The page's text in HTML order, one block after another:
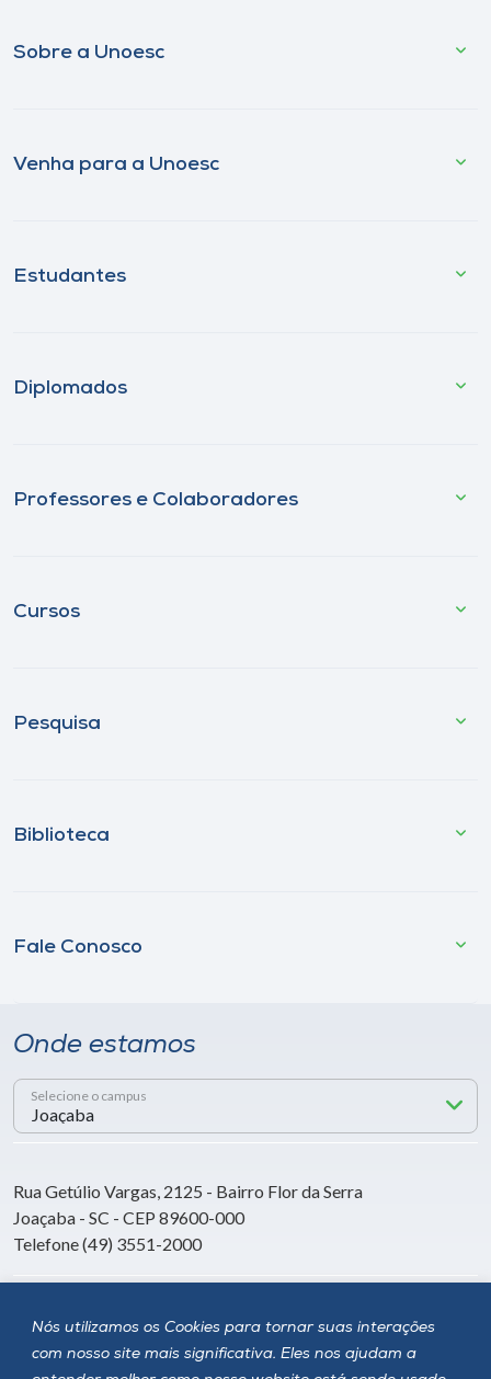
Nós utilizamos os Cookies para tornar suas interações
com nosso site mais significativa. Eles nos ajudam a
Sobre a Unoesc
Venha para a Unoesc
Estudantes
Diplomados
Professores e Colaboradores
Cursos
Pesquisa
Biblioteca
Fale Conosco
Onde estamos
Selecione o campus
Rua Getúlio Vargas, 2125 - Bairro Flor da Serra
Joaçaba - SC - CEP 89600-000
Telefone (49) 3551-2000
Siga a Unoesc